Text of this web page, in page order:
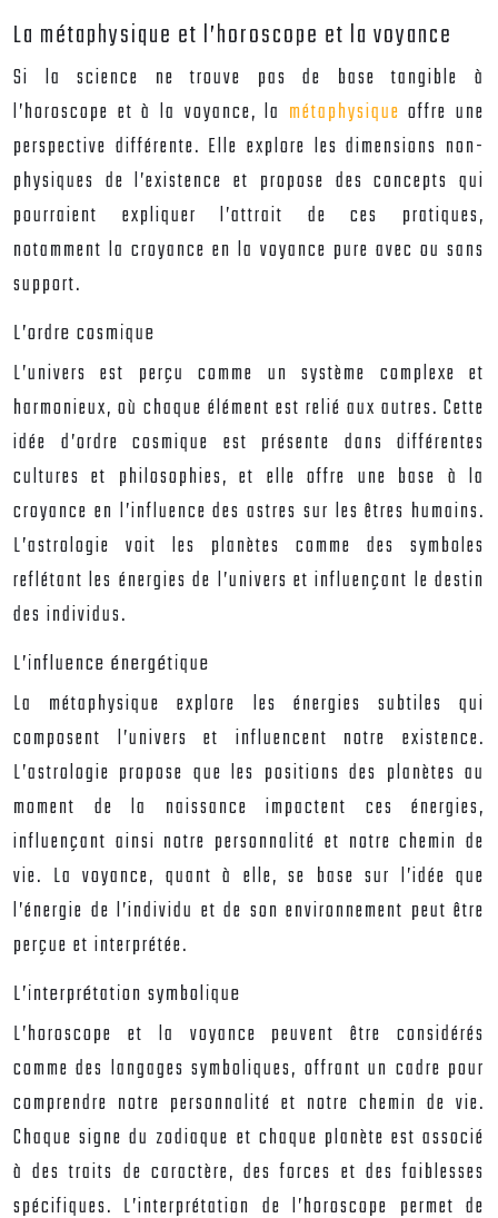
La métaphysique et l’horoscope et la voyance
Si la science ne trouve pas de base tangible à
l’horoscope et à la voyance, la métaphysique offre une
perspective différente. Elle explore les dimensions non-
physiques de l’existence et propose des concepts qui
pourraient expliquer l’attrait de ces pratiques,
notamment la croyance en la voyance pure avec ou sans
support.
L’ordre cosmique
L’univers est perçu comme un système complexe et
harmonieux, où chaque élément est relié aux autres. Cette
idée d’ordre cosmique est présente dans différentes
cultures et philosophies, et elle offre une base à la
croyance en l’influence des astres sur les êtres humains.
L’astrologie voit les planètes comme des symboles
reflétant les énergies de l’univers et influençant le destin
des individus.
L’influence énergétique
La métaphysique explore les énergies subtiles qui
composent l’univers et influencent notre existence.
L’astrologie propose que les positions des planètes au
moment de la naissance impactent ces énergies,
influençant ainsi notre personnalité et notre chemin de
vie. La voyance, quant à elle, se base sur l’idée que
l’énergie de l’individu et de son environnement peut être
perçue et interprétée.
L’interprétation symbolique
L’horoscope et la voyance peuvent être considérés
comme des langages symboliques, offrant un cadre pour
comprendre notre personnalité et notre chemin de vie.
Chaque signe du zodiaque et chaque planète est associé
à des traits de caractère, des forces et des faiblesses
spécifiques. L’interprétation de l’horoscope permet de